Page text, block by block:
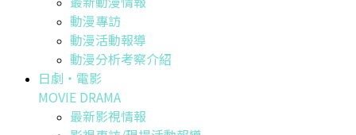
動漫專訪
動漫活動報導
動漫分析考察介紹
日劇・電影
MOVIE DRAMA
最新影視情報